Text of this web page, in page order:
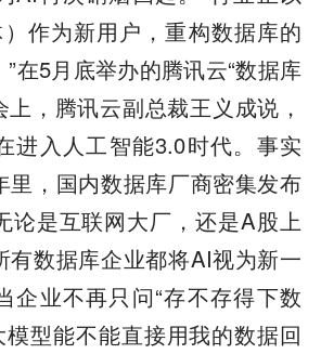
作为新用户，重构数据库的
在5月底举办的腾讯云“数据库
上，腾讯云副总裁王义成说，
进入人工智能3.0时代。事实
里，国内数据库厂商密集发布
论是互联网大厂，还是A股上
有数据库企业都将AI视为新一
企业不再只问“存不存得下数
模型能不能直接用我的数据回